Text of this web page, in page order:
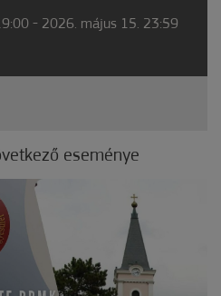
- 2026. május 15. 23:59
eseménye